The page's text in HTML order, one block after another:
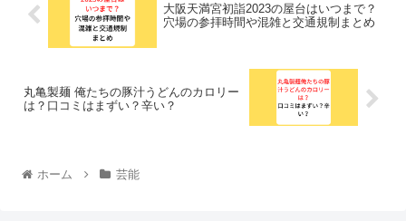
大阪天満宮初詣2023の屋台はいつまで？
穴場の参拝時間や混雑と交通規制まとめ
丸亀製麺 俺たちの豚汁うどんのカロリー
は？口コミはまずい？辛い？
ホーム 芸能